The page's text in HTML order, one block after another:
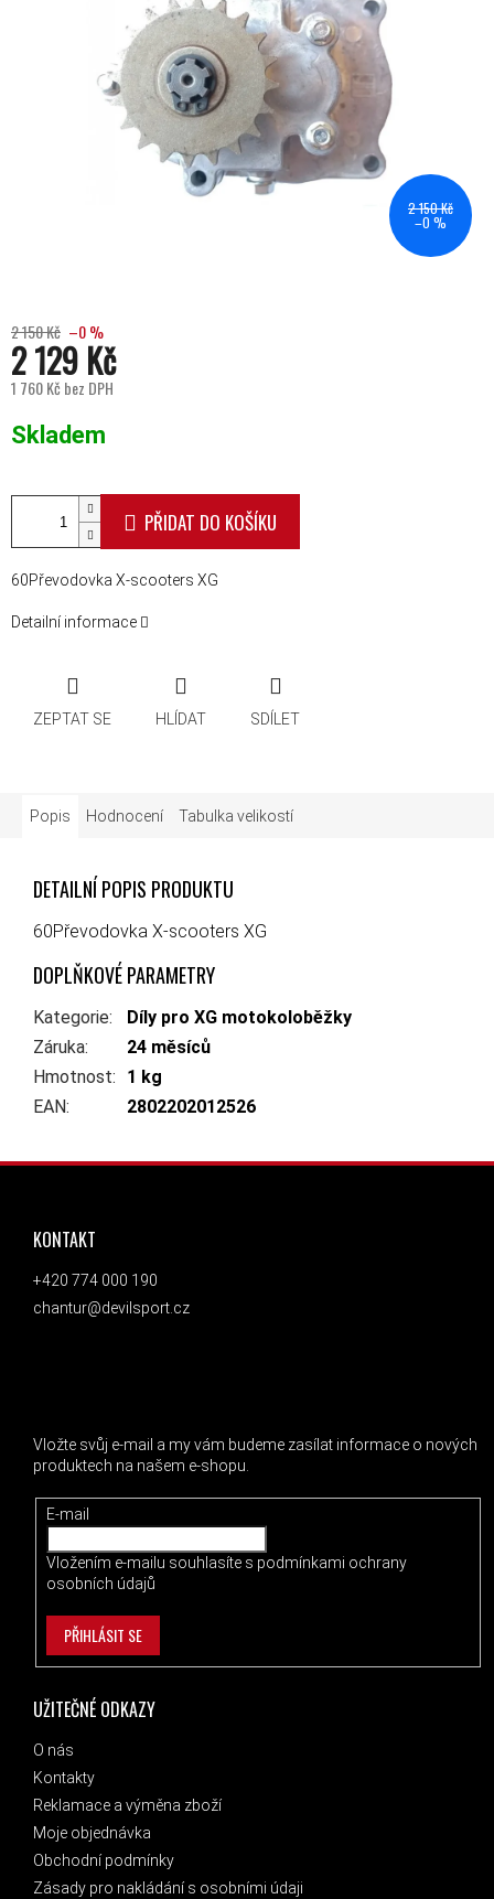
2 150 Kč
–0 %
2 150 Kč –0 %
2 129 Kč
1 760 Kč bez DPH
Skladem
PŘIDAT DO KOŠÍKU
60Převodovka X-scooters XG
Detailní informace
ZEPTAT SE HLÍDAT SDÍLET
Popis Hodnocení Tabulka velikostí
DETAILNÍ POPIS PRODUKTU
60Převodovka X-scooters XG
DOPLŇKOVÉ PARAMETRY
Kategorie:
Díly pro XG motokoloběžky
Záruka:
24 měsíců
Hmotnost:
1 kg
EAN: 2802202012526
ZÁPATÍ
UŽITEČNÉ ODKAZY
O nás
Kontakty
Reklamace a výměna zboží
Moje objednávka
Obchodní podmínky
Zásady pro nakládání s osobními údaji
KONTAKT
+420 774 000 190
chantur@devilsport.cz
Vložte svůj e-mail a my vám budeme zasílat informace o nových
produktech na našem e-shopu.
E-mail
Vložením e-mailu souhlasíte s podmínkami ochrany
osobních údajů
PŘIHLÁSIT SE